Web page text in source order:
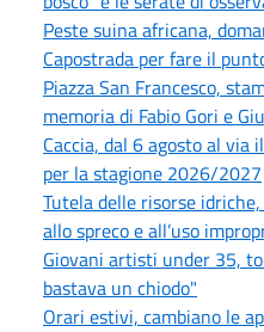
Peste suina africana,
Capostrada per fare il
Piazza San Francesco,
memoria di Fabio Gori e
Caccia, dal 6 agosto al
per la stagione 2026/2027
Tutela delle risorse
allo spreco e all’uso
Giovani artisti under 35,
bastava un chiodo"
Orari estivi, cambiano le